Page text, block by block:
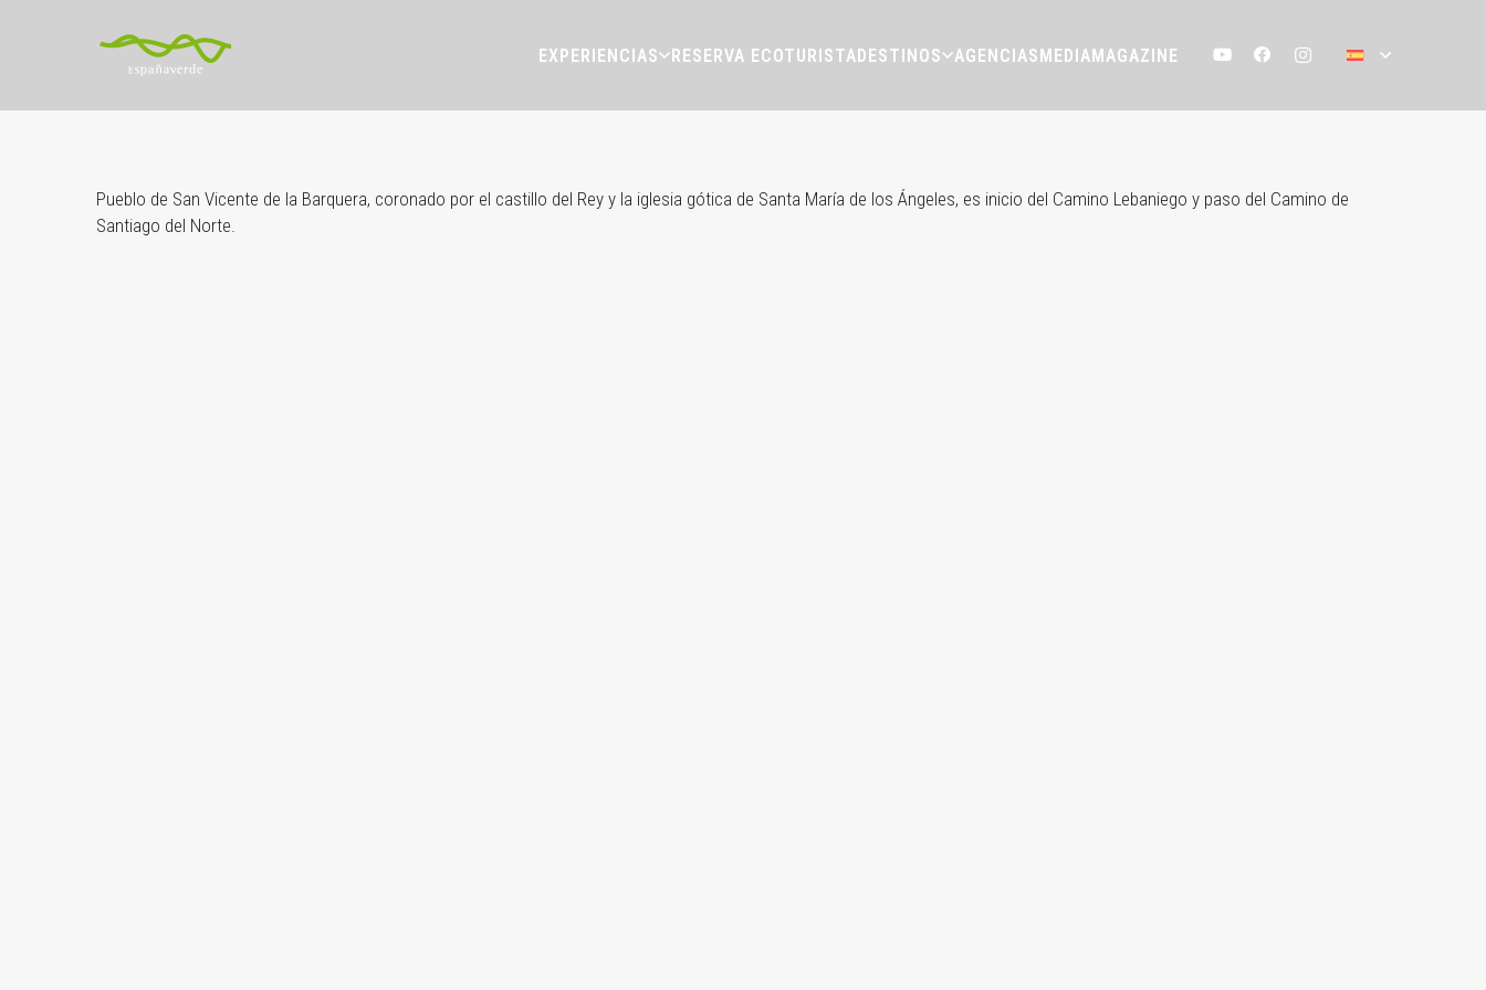
EXPERIENCIAS RESERVA ECOTURISTADESTINOS AGENCIASMEDIAMAGAZINE
Pueblo de San Vicente de la Barquera, coronado por el castillo del Rey y la iglesia gótica de Santa María de los Ángeles, es inicio del Camino Lebaniego y paso del Camino de
Santiago del Norte.